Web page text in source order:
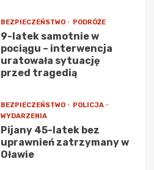
BEZPIECZEŃSTWO PODRÓŻE
9-latek samotnie w
pociągu – interwencja
uratowała sytuację
przed tragedią
BEZPIECZEŃSTWO
POLICJA
WYDARZENIA
Pijany 45-latek bez
uprawnień zatrzymany w
Oławie